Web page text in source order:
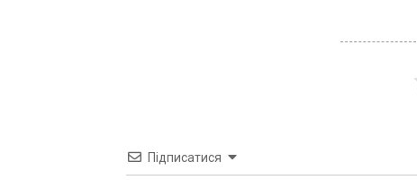
Підписатися